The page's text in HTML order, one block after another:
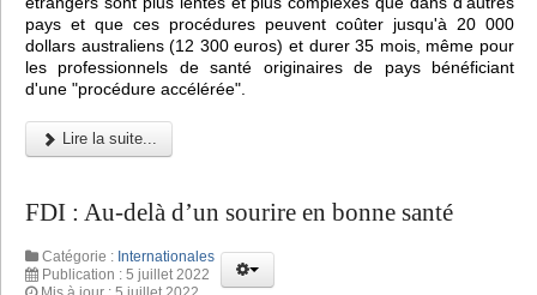
pays et que ces procédures peuvent coûter jusqu'à 20 000
dollars australiens (12 300 euros) et durer 35 mois, même pour
les professionnels de santé originaires de pays bénéficiant
d'une "procédure accélérée".
Lire la suite...
FDI : Au-delà d’un sourire en bonne santé
Catégorie : Internationales
Publication : 5 juillet 2022